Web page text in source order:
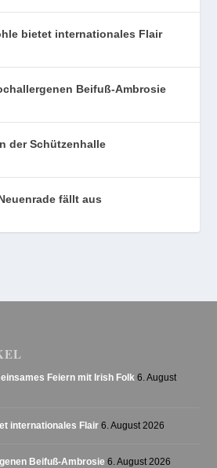
bietet internationales Flair
Beifuß-Ambrosie
der Schützenhalle
fällt aus
Feiern mit Irish Folk 6. August
internationales Flair 6. August 2026
Beifuß-Ambrosie 6. August 2026